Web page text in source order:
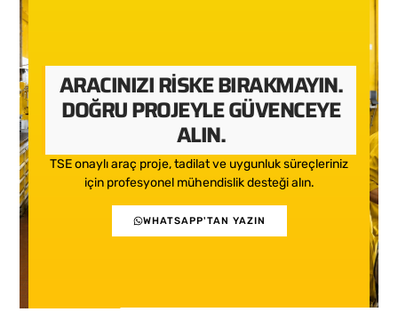
ARACINIZI RISKE BIRAKMAYIN.
DOĞRU PROJEYLE GÜVENCEYE
ALIN.
TSE onaylı araç proje, tadilat ve uygunluk süreçleriniz
için profesyonel mühendislik desteği alın.
WHATSAPP'TAN YAZIN